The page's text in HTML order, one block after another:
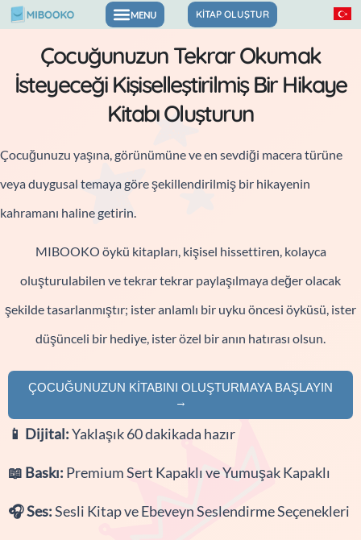
İçeriğe
KITAP OLUŞTUR
Çocuğunuzun Tekrar Okumak
İsteyeceği Kişiselleştirilmiş Bir Hikaye
Kitabı Oluşturun
Çocuğunuzu yaşına, görünümüne ve en sevdiği macera türüne
veya duygusal temaya göre şekillendirilmiş bir hikayenin
kahramanı haline getirin.
MIBOOKO öykü kitapları, kişisel hissettiren, kolayca
oluşturulabilen ve tekrar tekrar paylaşılmaya değer olacak
şekilde tasarlanmıştır; ister anlamlı bir uyku öncesi öyküsü, ister
düşünceli bir hediye, ister özel bir anın hatırası olsun.
ÇOCUĞUNUZUN KITABINI OLUŞTURMAYA BAŞLAYIN
→
📱 Dijital:Yaklaşık 60 dakikada hazır
📖 Baskı: Premium Sert Kapaklı ve Yumuşak Kapaklı
🎧Ses:Sesli Kitap ve Ebeveyn Seslendirme Seçenekleri